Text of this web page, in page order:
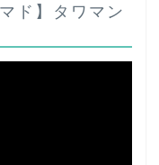
ド】タワマン